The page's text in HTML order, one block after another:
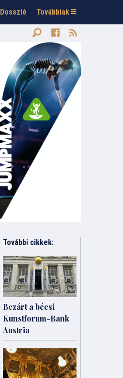
Dosszié Továbbiak
További cikkek:
Bezárt a bécsi
Kunstforum-Bank
Austria